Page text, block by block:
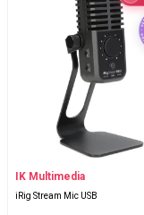
IK Multimedia
iRig Stream Mic USB